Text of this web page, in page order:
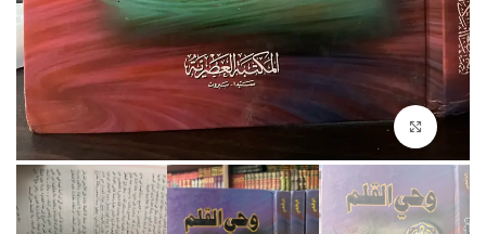
Click to enlarge